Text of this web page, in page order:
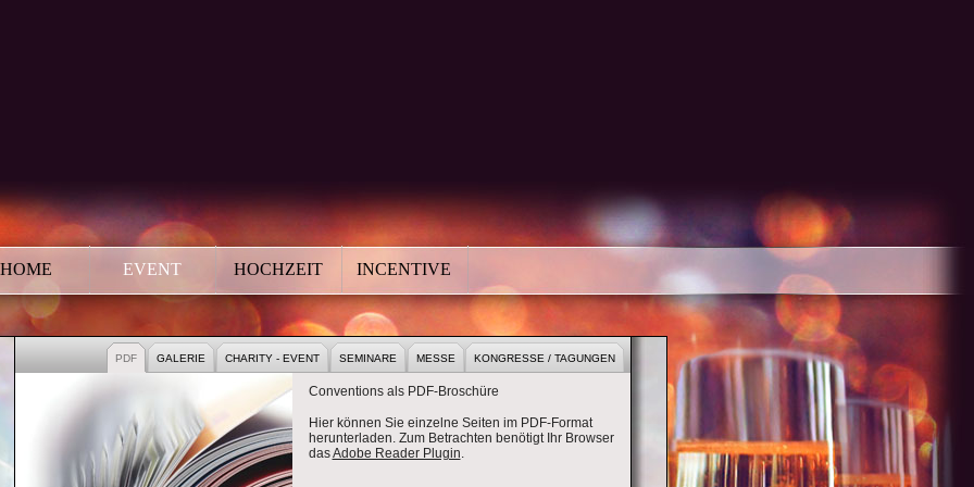
HOME EVENT
EVENT
EVENTS
CONVENTION
KONGRESSE / TAGUNGEN
MESSE
SEMINARE
CHARITY - EVENT
GALERIE
PDF
PRIVATE EVENTS
HOCHZEIT INCENTIVE
Conventions als PDF-Broschüre
Hier können Sie einzelne Seiten im PDF-Format
herunterladen. Zum Betrachten benötigt Ihr Browser
dasAdobe Reader Plugin.